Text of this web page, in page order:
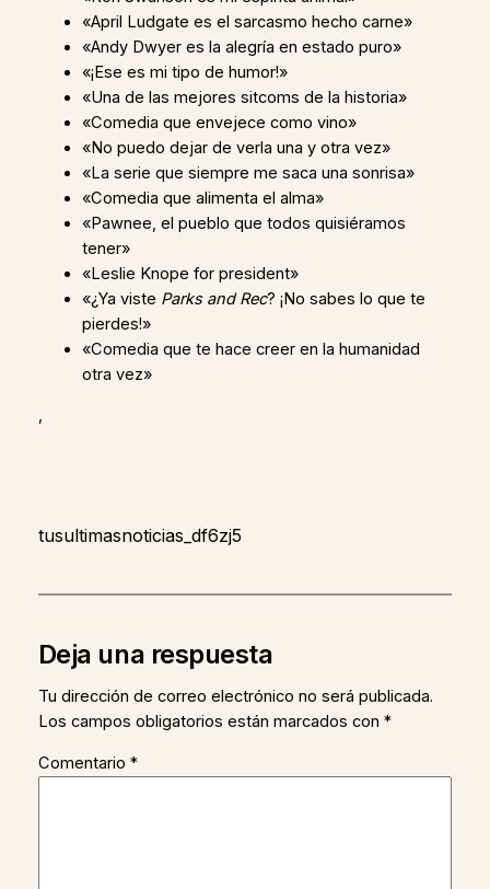
«April Ludgate es el sarcasmo hecho carne»
«Andy Dwyer es la alegría en estado puro»
«¡Ese es mi tipo de humor!»
«Una de las mejores sitcoms de la historia»
«Comedia que envejece como vino»
«No puedo dejar de verla una y otra vez»
«La serie que siempre me saca una sonrisa»
«Comedia que alimenta el alma»
«Pawnee, el pueblo que todos quisiéramos
tener»
«Leslie Knope for president»
«¿Ya viste Parks and Rec? ¡No sabes lo que te
pierdes!»
«Comedia que te hace creer en la humanidad
otra vez»
,
tusultimasnoticias_df6zj5
Deja una respuesta
Tu dirección de correo electrónico no será publicada.
Los campos obligatorios están marcados con *
Comentario *